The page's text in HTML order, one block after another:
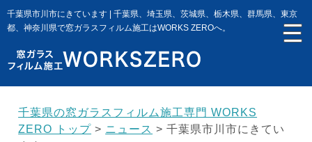
千葉県市川市にきています | 千葉県、埼玉県、茨城県、栃木県、群馬県、東京
都、神奈川県で窓ガラスフィルム施工はWORKS ZEROへ。
千葉県の窓ガラスフィルム施工専門 WORKS
ZERO トップ > ニュース >千葉県市川市にきてい